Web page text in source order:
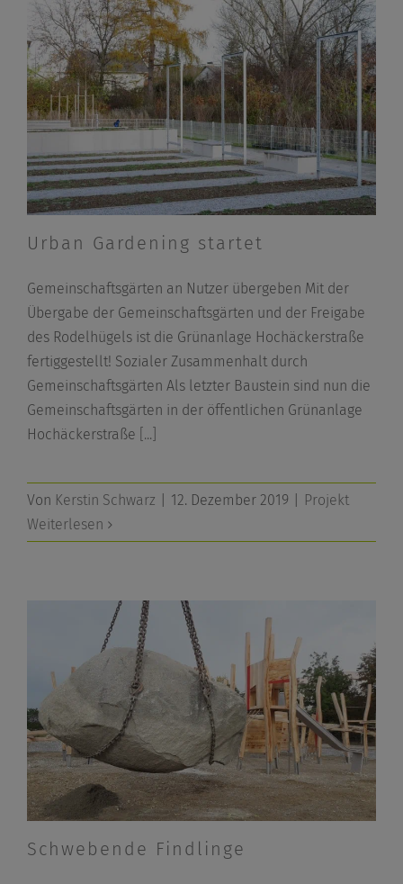
Urban Gardening startet
Gemeinschaftsgärten an Nutzer übergeben Mit der
Übergabe der Gemeinschaftsgärten und der Freigabe
des Rodelhügels ist die Grünanlage Hochäckerstraße
fertiggestellt! Sozialer Zusammenhalt durch
Gemeinschaftsgärten Als letzter Baustein sind nun die
Gemeinschaftsgärten in der öffentlichen Grünanlage
Hochäckerstraße [...]
Von Kerstin Schwarz 12. Dezember 2019
Projekt
Weiterlesen
Schwebende Findlinge